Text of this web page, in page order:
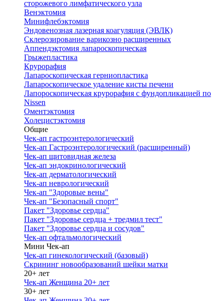
сторожевого лимфатического узла
Венэктомия
Минифлебэктомия
Эндовенозная лазерная коагуляция (ЭВЛК)
Склерозирование варикозно расширенных
Аппендэктомия лапароскопическая
Грыжепластика
Крурорафия
Лапароскопическая герниопластика
Лапароскопическое удаление кисты печени
Лапороскопическая крурорафия с фундопликацией по
Nissen
Оментэктомия
Холецистэктомия
Общие
Чек-ап гастроэнтерологический
Чек-ап Гастроэнтерологический (расширенный)
Чек-ап щитовидная железа
Чек-ап эндокринологический
Чек-ап дерматологический
Чек-ап неврологический
Чек-ап "Здоровые вены"
Чек-ап "Безопасный спорт"
Пакет "Здоровье сердца"
Пакет "Здоровье сердца + тредмил тест"
Пакет "Здоровье сердца и сосудов"
Чек-ап офтальмологический
Мини Чек-ап
Чек-ап гинекологический (базовый)
Скрининг новообразований шейки матки
20+ лет
Чек-ап Женщина 20+ лет
30+ лет